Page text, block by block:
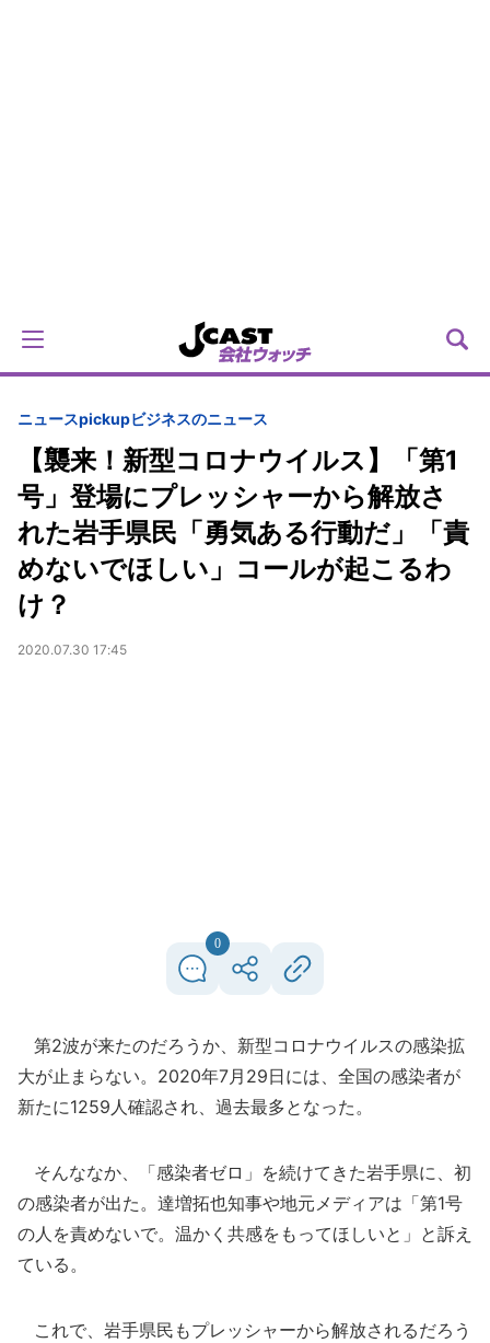
ニュースpickupビジネスのニュース
【襲来！新型コロナウイルス】「第1
号」登場にプレッシャーから解放さ
れた岩手県民「勇気ある行動だ」「責
めないでほしい」コールが起こるわ
け？
2020.07.30 17:45
0
第2波が来たのだろうか、新型コロナウイルスの感染拡
大が止まらない。2020年7月29日には、全国の感染者が
新たに1259人確認され、過去最多となった。
そんななか、「感染者ゼロ」を続けてきた岩手県に、初
の感染者が出た。達増拓也知事や地元メディアは「第1号
の人を責めないで。温かく共感をもってほしいと」と訴え
ている。
これで、岩手県民もプレッシャーから解放されるだろう